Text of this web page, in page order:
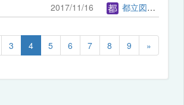
2017/11/16 都立図書館管理者
3 4 5 6 7 8 9 »